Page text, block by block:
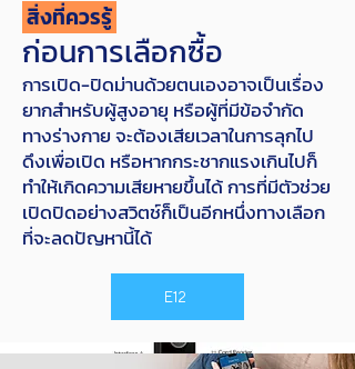
สิ่งที่ควรรู้
ก่อนการเลือกซื้อ
การเปิด-ปิดม่านด้วยตนเองอาจเป็นเรื่อง
ยากสำหรับผู้สูงอายุ หรือผู้ที่มีข้อจำกัด
ทางร่างกาย จะต้องเสียเวลาในการลุกไป
ดึงเพื่อเปิด หรือหากกระชากแรงเกินไปก็
ทำให้เกิดความเสียหายขึ้นได้ การที่มีตัวช่วย
เปิดปิดอย่างสวิตช์ก็เป็นอีกหนึ่งทางเลือก
ที่จะลดปัญหานี้ได้
E12